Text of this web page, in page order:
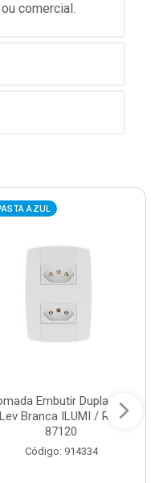
comercial.
AZUL
Embutir Dupla 10A
Lev Branca ILUMI / REF.
87120
Código: 914334